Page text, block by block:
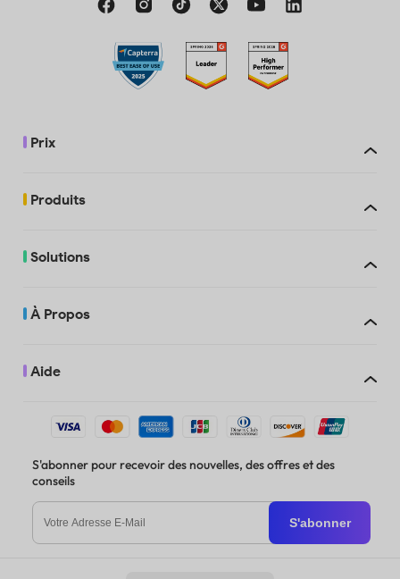
Prix
Produits
Solutions
À Propos
Aide
S'abonner pour recevoir des nouvelles, des offres et des
conseils
S'abonner